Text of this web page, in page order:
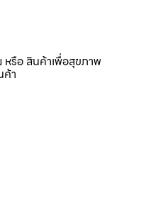
หรือ สินค้าเพื่อสุขภาพ
ค้า